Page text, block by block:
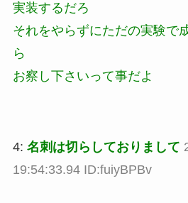
実装するだろ
それをやらずにただの実験で
ら
お察し下さいって事だよ
4: 名刺は切らしておりまして
19:54:33.94 ID:fuiyBPBv